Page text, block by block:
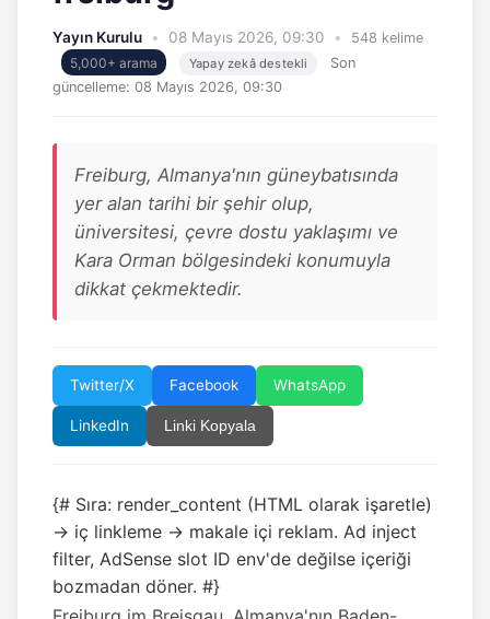
Yayın Kurulu • 08 Mayıs 2026, 09:30 •
548 kelime
5,000+ arama
Yapay zekâ destekli
Son
güncelleme: 08 Mayıs 2026, 09:30
Freiburg, Almanya'nın güneybatısında
yer alan tarihi bir şehir olup,
üniversitesi, çevre dostu yaklaşımı ve
Kara Orman bölgesindeki konumuyla
dikkat çekmektedir.
Twitter/X Facebook WhatsApp
LinkedIn Linki Kopyala
{# Sıra: render_content (HTML olarak işaretle)
→ iç linkleme → makale içi reklam. Ad inject
filter, AdSense slot ID env'de değilse içeriği
bozmadan döner. #}